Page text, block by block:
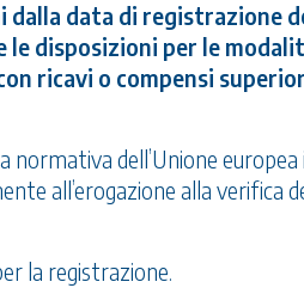
data di registrazione
disposizioni per le
ricavi o compensi
dell’Unione
all’erogazione alla verifica
la registrazione.